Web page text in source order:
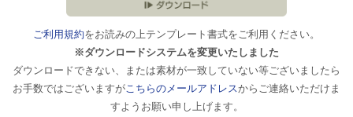
ご利用規約をお読みの上テンプレート書式をご利用ください。
※ダウンロードシステムを変更いたしました
ダウンロードできない、または素材が一致していない等ございましたら
お手数ではございますがこちらのメールアドレスからご連絡いただけま
すようお願い申し上げます。